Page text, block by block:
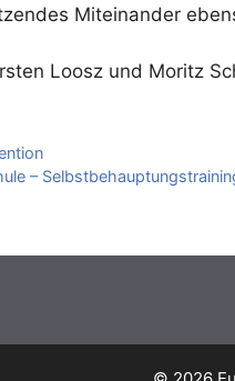
Miteinander
Loosz und Moritz
–